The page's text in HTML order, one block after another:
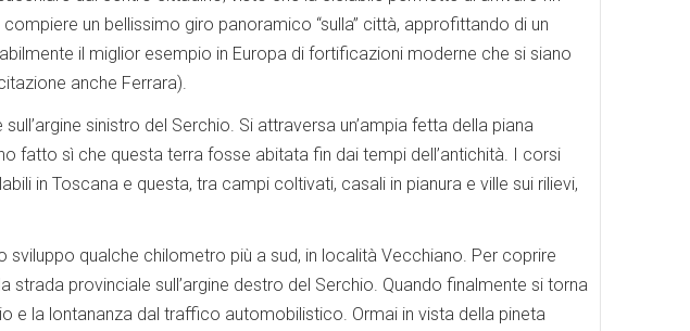
un bellissimo giro panoramico “sulla” città, approfittando di un
il miglior esempio in Europa di fortificazioni moderne che si siano
anche Ferrara).
sinistro del Serchio. Si attraversa un’ampia fetta della piana
fatto sì che questa terra fosse abitata fin dai tempi dell’antichità. I corsi
in Toscana e questa, tra campi coltivati, casali in pianura e ville sui rilievi,
qualche chilometro più a sud, in località Vecchiano. Per coprire
provinciale sull’argine destro del Serchio. Quando finalmente si torna
e la lontananza dal traffico automobilistico. Ormai in vista della pineta